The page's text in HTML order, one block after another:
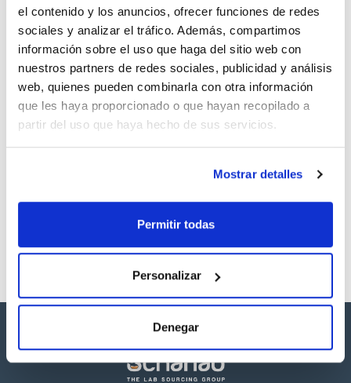
el contenido y los anuncios, ofrecer funciones de redes
sociales y analizar el tráfico. Además, compartimos
información sobre el uso que haga del sitio web con
nuestros partners de redes sociales, publicidad y análisis
web, quienes pueden combinarla con otra información
que les haya proporcionado o que hayan recopilado a
partir del uso que haya hecho de sus servicios.
Mostrar detalles
Permitir todas
Personalizar
Denegar
TDS / Ficha técnica
Regístrate para
descargas
COA
Regístrate para
descargas
SDS/ Hoja de seguridad
Regístrate para
descargas
productos marca Scharlau habitualmente en stock,